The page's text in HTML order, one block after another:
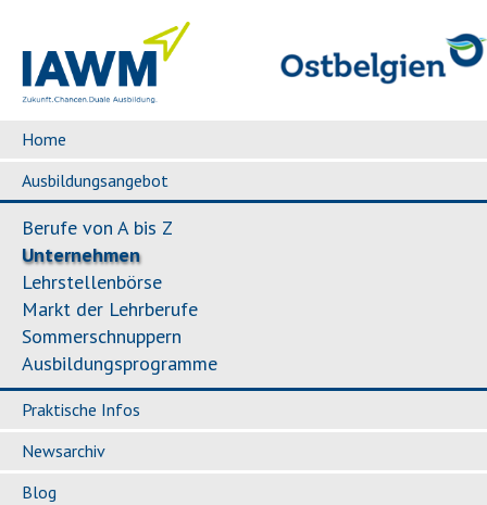
Home
Ausbildungsangebot
Berufe von A bis Z
Unternehmen
Lehrstellenbörse
Markt der Lehrberufe
Sommerschnuppern
Ausbildungsprogramme
Praktische Infos
Newsarchiv
Blog